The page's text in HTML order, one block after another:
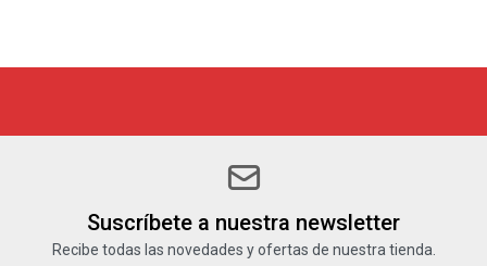
Suscríbete a nuestra newsletter
Recibe todas las novedades y ofertas de nuestra tienda.